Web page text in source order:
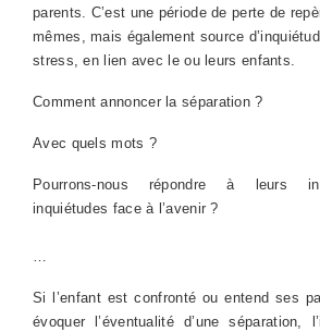
parents. C’est une période de perte de
mêmes, mais également source
stress, en lien avec le ou leurs enfants.
Comment annoncer la séparation ?
Avec quels mots ?
Pourrons-nous répondre à leurs
inquiétudes face à l’avenir ?
Si l’enfant est confronté ou entend ses
évoquer l’éventualité d’une séparation,